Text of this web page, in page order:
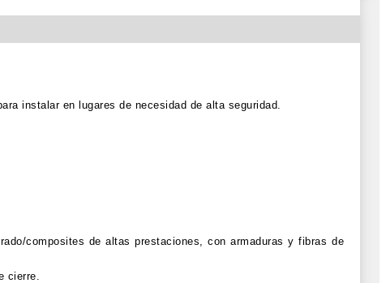
instalar en lugares de necesidad de alta seguridad.
composites de altas prestaciones, con armaduras y fibras de
cierre.